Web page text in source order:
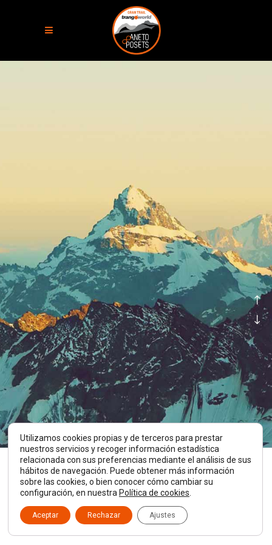
SLOPE STYLE
noviembre 02, 2016
Utilizamos cookies propias y de terceros para prestar
nuestros servicios y recoger información estadística
relacionada con sus preferencias mediante el análisis de sus
hábitos de navegación. Puede obtener más información
sobre las cookies, o bien conocer cómo cambiar su
configuración, en nuestra Política de cookies
Aceptar Rechazar Ajustes